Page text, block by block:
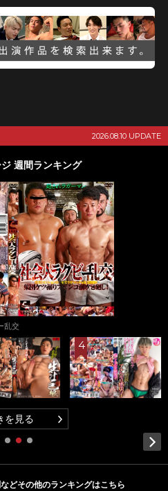
2026.08.10 UPDATE
週間ランキング
乱交
を見る
どその他のランキングはこちら